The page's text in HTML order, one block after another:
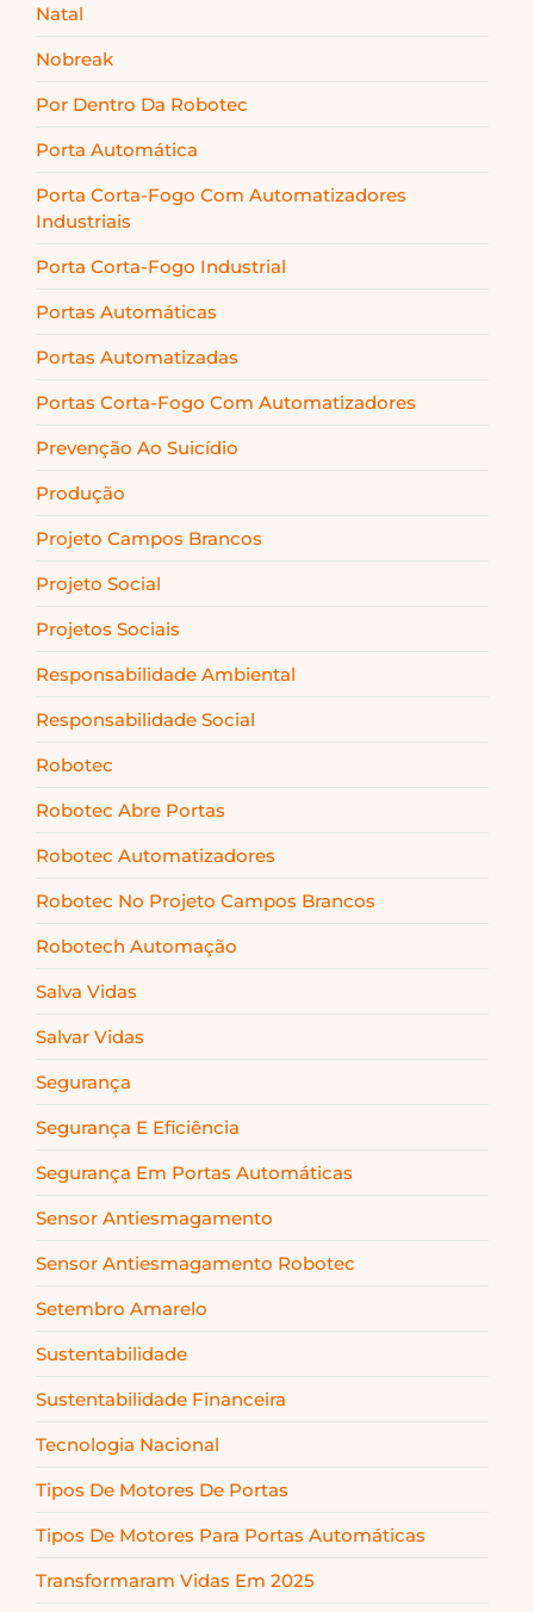
Natal
Nobreak
Por Dentro Da Robotec
Porta Automática
Porta Corta-Fogo Com Automatizadores
Industriais
Porta Corta-Fogo Industrial
Portas Automáticas
Portas Automatizadas
Portas Corta-Fogo Com Automatizadores
Prevenção Ao Suicídio
Produção
Projeto Campos Brancos
Projeto Social
Projetos Sociais
Responsabilidade Ambiental
Responsabilidade Social
Robotec
Robotec Abre Portas
Robotec Automatizadores
Robotec No Projeto Campos Brancos
Robotech Automação
Salva Vidas
Salvar Vidas
Segurança
Segurança E Eficiência
Segurança Em Portas Automáticas
Sensor Antiesmagamento
Sensor Antiesmagamento Robotec
Setembro Amarelo
Sustentabilidade
Sustentabilidade Financeira
Tecnologia Nacional
Tipos De Motores De Portas
Tipos De Motores Para Portas Automáticas
Transformaram Vidas Em 2025